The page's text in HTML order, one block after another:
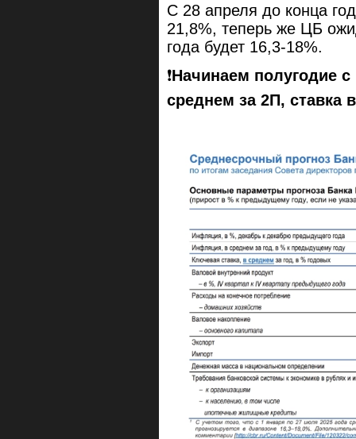
С 28 апреля до конца
21,8%, теперь же ЦБ
года будет 16,3-18%.
❗️Начинаем полугодие
среднем за 2П, ставка